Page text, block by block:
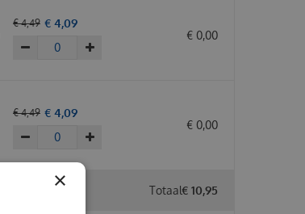
€ 4,49 € 4,09
€ 0,00
€ 4,49 € 4,09
€ 0,00
Totaal€ 10,95
×